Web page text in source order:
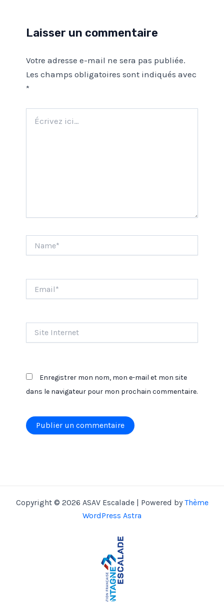
Laisser un commentaire
Votre adresse e-mail ne sera pas publiée.
Les champs obligatoires sont indiqués avec
*
ici…
Internet
Enregistrer mon nom, mon e-mail et mon site
dans le navigateur pour mon prochain commentaire.
Copyright © 2026 ASAV Escalade | Powered by Thème
WordPress Astra